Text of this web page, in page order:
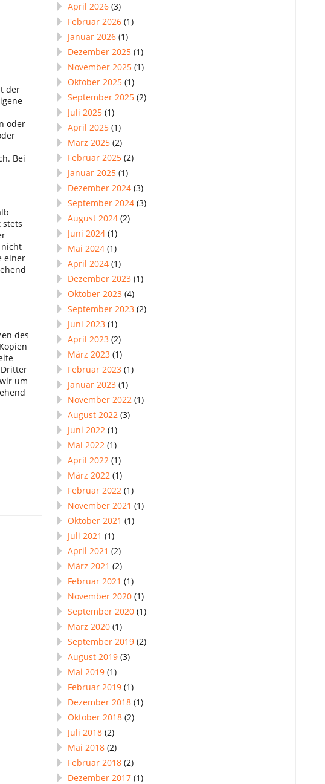
der
oder
Bei
stets
einer
des
um
April 2026 (3)
Februar 2026 (1)
Januar 2026 (1)
Dezember 2025 (1)
November 2025 (1)
Oktober 2025 (1)
September 2025 (2)
Juli 2025 (1)
April 2025 (1)
März 2025 (2)
Februar 2025 (2)
Januar 2025 (1)
Dezember 2024 (3)
September 2024 (3)
August 2024 (2)
Juni 2024 (1)
Mai 2024 (1)
April 2024 (1)
Dezember 2023 (1)
Oktober 2023 (4)
September 2023 (2)
Juni 2023 (1)
April 2023 (2)
März 2023 (1)
Februar 2023 (1)
Januar 2023 (1)
November 2022 (1)
August 2022 (3)
Juni 2022 (1)
Mai 2022 (1)
April 2022 (1)
März 2022 (1)
Februar 2022 (1)
November 2021 (1)
Oktober 2021 (1)
Juli 2021 (1)
April 2021 (2)
März 2021 (2)
Februar 2021 (1)
November 2020 (1)
September 2020 (1)
März 2020 (1)
September 2019 (2)
August 2019 (3)
Mai 2019 (1)
Februar 2019 (1)
Dezember 2018 (1)
Oktober 2018 (2)
Juli 2018 (2)
Mai 2018 (2)
Februar 2018 (2)
Dezember 2017 (1)